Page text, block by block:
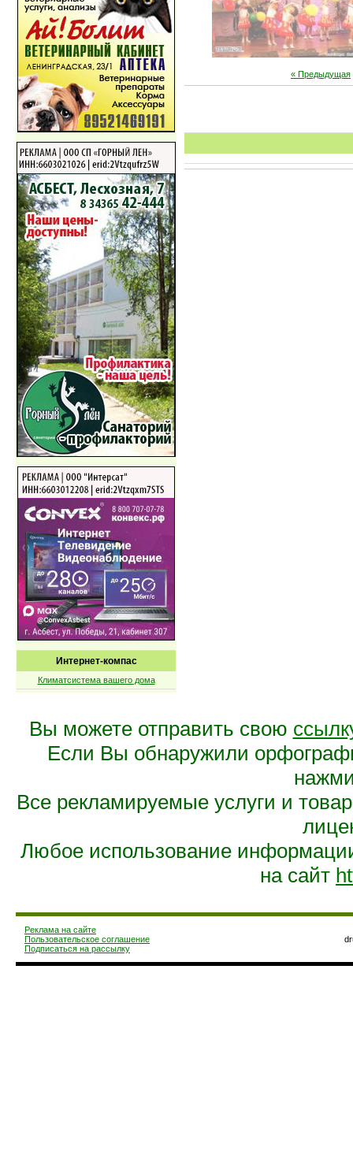
Интернет-компас
Климатсистема вашего дома
« Предыдущая
Вы можете отправить свою
Если Вы обнаружили
Все рекламируемые услуги и
Любое использование
на сайт
Реклама на сайте
Пользовательское соглашение
Подписаться на рассылку